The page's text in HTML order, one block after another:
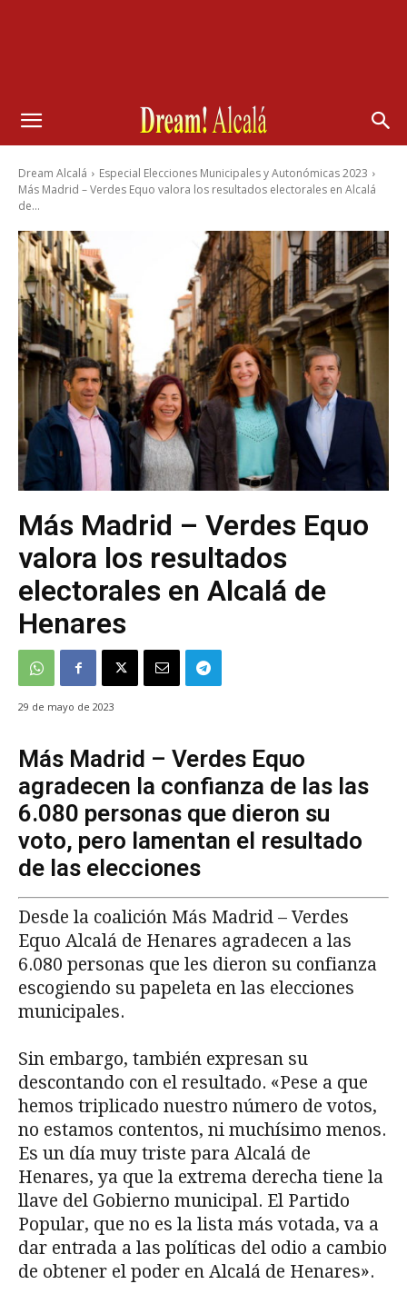
Dream Alcalá
Especial Elecciones Municipales y Autonómicas 2023
Más Madrid – Verdes Equo valora los resultados electorales en Alcalá
de...
Más Madrid – Verdes Equo
valora los resultados
electorales en Alcalá de
Henares
29 de mayo de 2023
Más Madrid – Verdes Equo
agradecen la confianza de las las
6.080 personas que dieron su
voto, pero lamentan el resultado
de las elecciones
Desde la coalición Más Madrid – Verdes
Equo Alcalá de Henares agradecen a las
6.080 personas que les dieron su confianza
escogiendo su papeleta en las elecciones
municipales.
Sin embargo, también expresan su
descontando con el resultado. «Pese a que
hemos triplicado nuestro número de votos,
no estamos contentos, ni muchísimo menos.
Es un día muy triste para Alcalá de
Henares, ya que la extrema derecha tiene la
llave del Gobierno municipal. El Partido
Popular, que no es la lista más votada, va a
dar entrada a las políticas del odio a cambio
de obtener el poder en Alcalá de Henares».